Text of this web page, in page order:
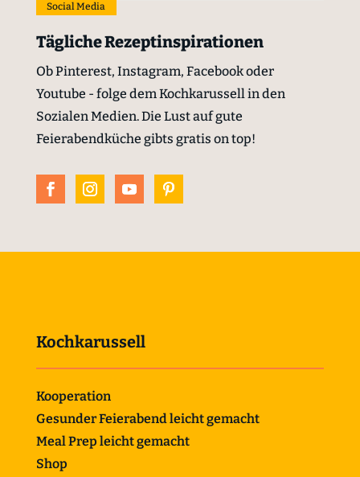
Social Media
Tägliche Rezeptinspirationen
Ob Pinterest, Instagram, Facebook oder
Youtube - folge dem Kochkarussell in den
Sozialen Medien. Die Lust auf gute
Feierabendküche gibts gratis on top!
Kochkarussell
Kooperation
Gesunder Feierabend leicht gemacht
Meal Prep leicht gemacht
Shop